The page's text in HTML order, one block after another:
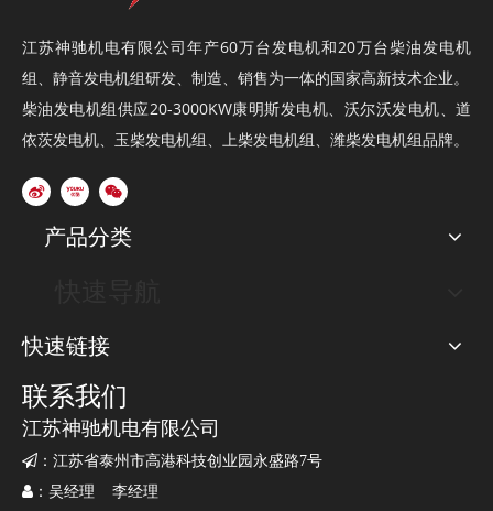
江苏神驰机电有限公司年产60万台发电机和20万台柴油发电机
组、 静音发电机组研发、制造、销售为一体的国家高新技术企业。
柴油发电机组供应20-3000KW康明斯发电机、沃尔沃发电机、道
依茨发电机、玉柴发电机组、上柴发电机组、潍柴发电机组品牌。
产品分类
快速链接
联系我们
江苏神驰机电有限公司
 ：江苏省泰州市高港科技创业园永盛路7号
 ：吴经理 李经理